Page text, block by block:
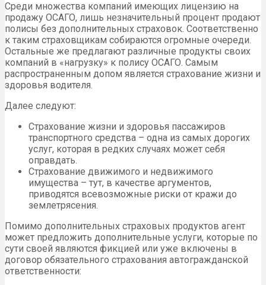
Среди множества компаний имеющих лицензию на
продажу ОСАГО, лишь незначительный процент продают
полисы без дополнительных страховок. Соответственно
к таким страховщикам собираются огромные очереди.
Остальные же предлагают различные продукты своих
компаний в «нагрузку» к полису ОСАГО. Самым
распространенным допом является страхование жизни и
здоровья водителя.
Далее следуют:
Страхование жизни и здоровья пассажиров
транспортного средства – одна из самых дорогих
услуг, которая в редких случаях может себя
оправдать.
Страхование движимого и недвижимого
имущества – тут, в качестве аргументов,
приводятся всевозможные риски от кражи до
землетрясения.
Помимо дополнительных страховых продуктов агент
может предложить дополнительные услуги, которые по
сути своей являются фикцией или уже включены в
договор обязательного страхования автогражданской
ответственности: